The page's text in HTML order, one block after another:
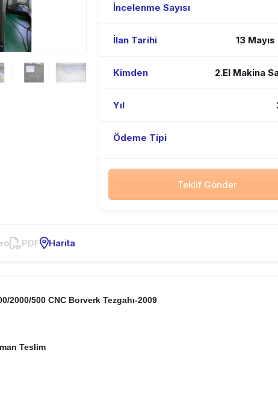
İncelenme Sayısı
İlan Tarihi 13
Kimden 2.El Makina
Yıl
Ödeme Tipi
Teklif Gönder
PDF Harita
2000/500 CNC Borverk Tezgahı-2009
Teslim